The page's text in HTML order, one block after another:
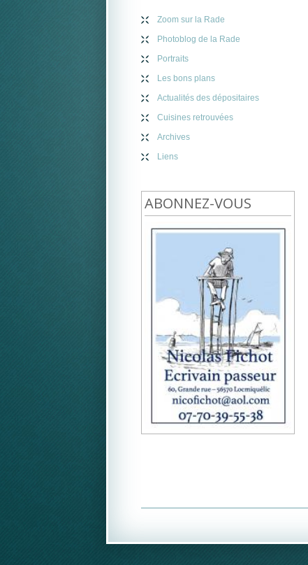
Zoom sur la Rade
Photoblog de la Rade
Portraits
Les bons plans
Actualités des dépositaires
Cuisines retrouvées
Archives
Liens
ABONNEZ-VOUS